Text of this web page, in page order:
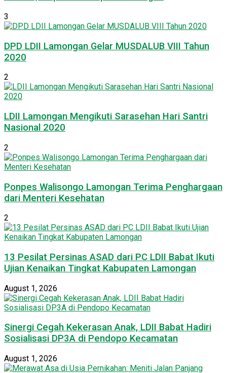
3
DPD LDII Lamongan Gelar MUSDALUB VIII Tahun
2020
2
LDII Lamongan Mengikuti Sarasehan Hari Santri
Nasional 2020
2
Ponpes Walisongo Lamongan Terima Penghargaan
dari Menteri Kesehatan
2
13 Pesilat Persinas ASAD dari PC LDII Babat Ikuti
Ujian Kenaikan Tingkat Kabupaten Lamongan
August 1, 2026
Sinergi Cegah Kekerasan Anak, LDII Babat Hadiri
Sosialisasi DP3A di Pendopo Kecamatan
August 1, 2026